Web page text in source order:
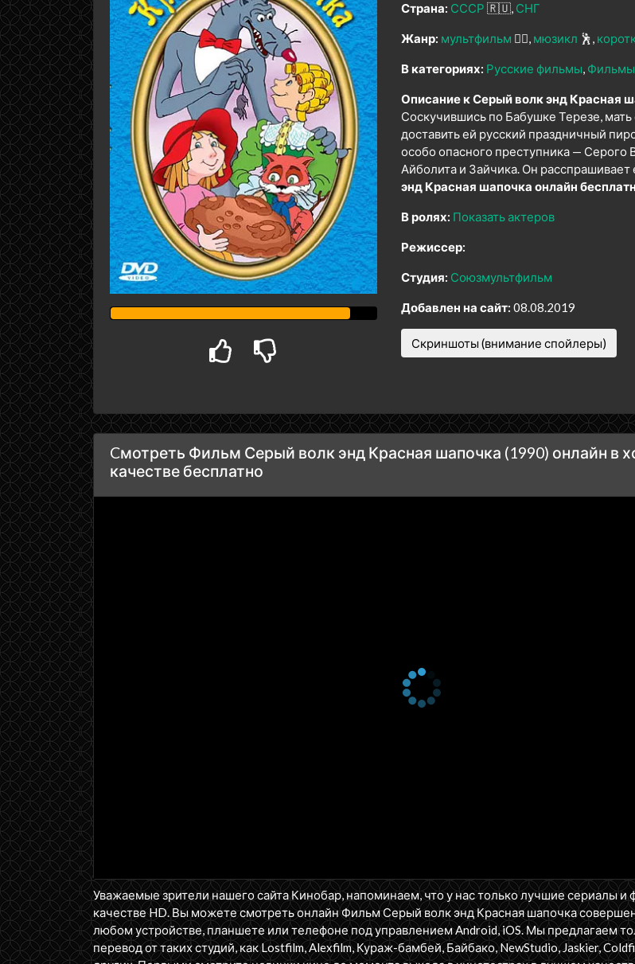
Страна: СССР 🇷🇺 СНГ
Жанр: мультфильм 🧚‍♀️ мюзикл 🕺
В категориях: Русские фильмы Фильмы
Описание к Серый волк энд Красная
Соскучившись по Бабушке Терезе,
доставить ей русский праздничный
особо опасного преступника — Серого
Айболита и Зайчика. Он расспрашивает
энд Красная шапочка онлайн
В ролях: Показать актеров
Режиссер:
Студия: Союзмультфильм
Добавлен на сайт: 08.08.2019
Скриншоты (внимание спойлеры)
Cмотреть Фильм Серый волк энд Красная шапочка (1990) онлайн в
качестве бесплатно
Уважаемые зрители нашего сайта Кинобар, напоминаем, что у нас только лучшие сериалы и
качестве HD. Вы можете смотреть онлайн Фильм Серый волк энд Красная шапочка
любом устройстве, планшете или телефоне под управлением Android, iOS. Мы предлагаем
перевод от таких студий, как Lostfilm, Alexfilm, Кураж-бамбей, Байбако, NewStudio, Jaskier,